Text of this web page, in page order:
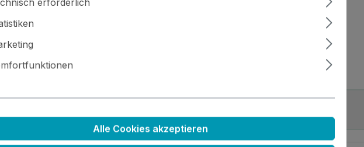
· ⚙️ Kleinteile / scharfe Kanten · 🚫🍴 Nicht essbar
Alle Cookies akzeptieren